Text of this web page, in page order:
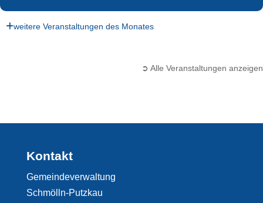
weitere Veranstaltungen des Monates
➲ Alle Veranstaltungen anzeigen
Kontakt
Gemeindeverwaltung
Schmölln-Putzkau